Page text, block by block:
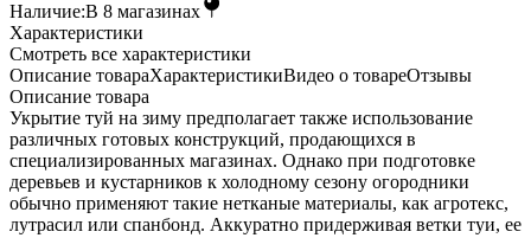
Наличие:В 8 магазинах
Характеристики
Cмотреть все характеристики
Описание товараХарактеристикиВидео о товареОтзывы
Описание товара
Укрытие туй на зиму предполагает также использование
различных готовых конструкций, продающихся в
специализированных магазинах. Однако при подготовке
деревьев и кустарников к холодному сезону огородники
обычно применяют такие нетканые материалы, как агротекс,
лутрасил или спанбонд. Аккуратно придерживая ветки туи, ее